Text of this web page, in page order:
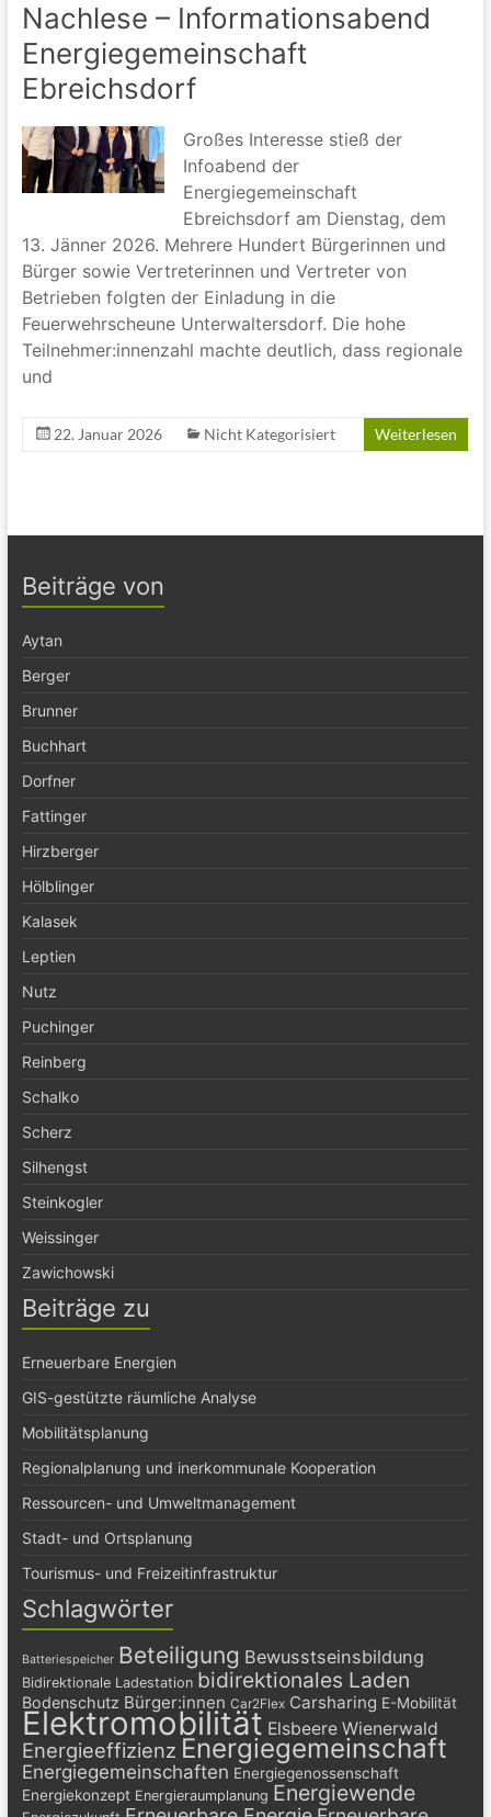
Nachlese – Informationsabend
Energiegemeinschaft
Ebreichsdorf
Großes Interesse stieß der
Infoabend der
Energiegemeinschaft
Ebreichsdorf am Dienstag, dem
13. Jänner 2026. Mehrere Hundert Bürgerinnen und
Bürger sowie Vertreterinnen und Vertreter von
Betrieben folgten der Einladung in die
Feuerwehrscheune Unterwaltersdorf. Die hohe
Teilnehmer:innenzahl machte deutlich, dass regionale
und
22. Januar 2026 Nicht Kategorisiert Weiterlesen
Beiträge von
Aytan
Berger
Brunner
Buchhart
Dorfner
Fattinger
Hirzberger
Hölblinger
Kalasek
Leptien
Nutz
Puchinger
Reinberg
Schalko
Scherz
Silhengst
Steinkogler
Weissinger
Zawichowski
Beiträge zu
Erneuerbare Energien
GIS-gestützte räumliche Analyse
Mobilitätsplanung
Regionalplanung und inerkommunale Kooperation
Ressourcen- und Umweltmanagement
Stadt- und Ortsplanung
Tourismus- und Freizeitinfrastruktur
Schlagwörter
Batteriespeicher Beteiligung Bewusstseinsbildung
Bidirektionale Ladestation bidirektionales Laden
Bodenschutz Bürger:innen Car2Flex Carsharing E-Mobilität
Elektromobilität Elsbeere Wienerwald
Energieeffizienz Energiegemeinschaft
Energiegemeinschaften Energiegenossenschaft
Energiekonzept Energieraumplanung Energiewende